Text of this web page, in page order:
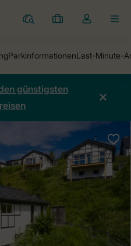
Ferienparks
Meine
Dropdown-
öffnen
günstigsten